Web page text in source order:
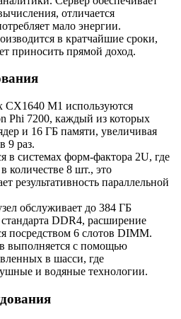
отличается
мало энергии.
в кратчайшие сроки,
приносить прямой доход.
CX1640 M1 используются
Phi 7200, каждый из которых
и 16 ГБ памяти, увеличивая
9 раз.
в системах форм-фактора 2U, где
количестве 8 шт., это
результативность параллельной
обслуживает до 384 ГБ
DDR4, расширение
посредством 6 слотов DIMM.
выполняется с помощью
в шасси, где
и водяные технологии.